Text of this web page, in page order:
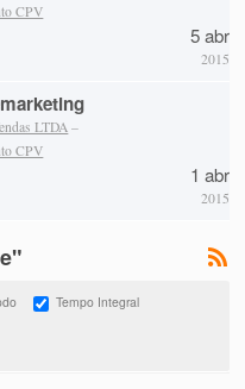
CPV
5 abr
2015
LTDA –
CPV
1 abr
2015
Tempo Integral